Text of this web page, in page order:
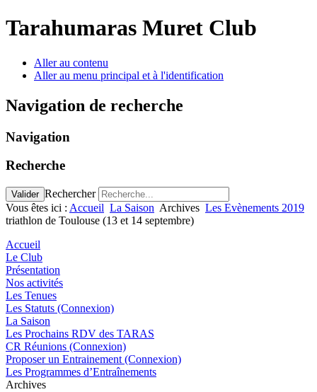
Tarahumaras Muret Club
Aller au contenu
Aller au menu principal et à l'identification
Navigation de recherche
Navigation
Recherche
Valider Rechercher
Vous êtes ici : Accueil La Saison Archives Les Evènements 2019
triathlon de Toulouse (13 et 14 septembre)
Accueil
Le Club
Présentation
Nos activités
Les Tenues
Les Statuts (Connexion)
La Saison
Les Prochains RDV des TARAS
CR Réunions (Connexion)
Proposer un Entrainement (Connexion)
Les Programmes d’Entraînements
Archives